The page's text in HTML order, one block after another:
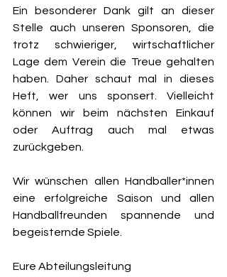
Ein besonderer Dank gilt an dieser
Stelle auch unseren Sponsoren, die
trotz schwieriger, wirtschaftlicher
Lage dem Verein die Treue gehalten
haben. Daher schaut mal in dieses
Heft, wer uns sponsert. Vielleicht
können wir beim nächsten Einkauf
oder Auftrag auch mal etwas
zurückgeben.
Wir wünschen allen Handballer*innen
eine erfolgreiche Saison und allen
Handballfreunden spannende und
begeisternde Spiele.
Eure Abteilungsleitung